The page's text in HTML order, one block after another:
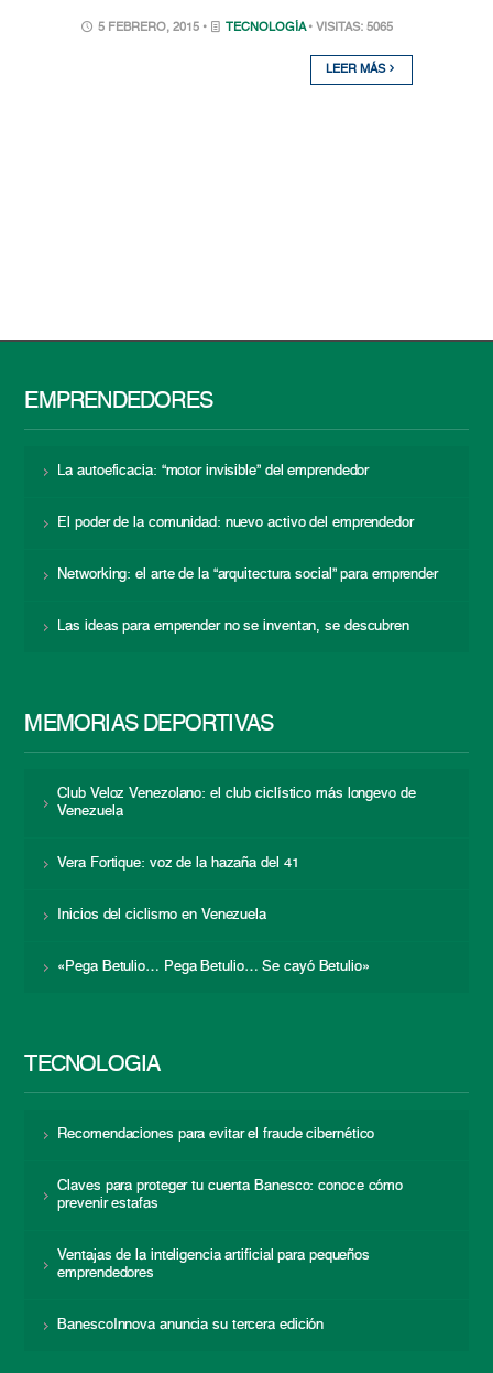
5 FEBRERO, 2015 • TECNOLOGÍA • VISITAS: 5065
LEER MÁS
EMPRENDEDORES
La autoeficacia: “motor invisible” del emprendedor
El poder de la comunidad: nuevo activo del emprendedor
Networking: el arte de la “arquitectura social” para emprender
Las ideas para emprender no se inventan, se descubren
MEMORIAS DEPORTIVAS
Club Veloz Venezolano: el club ciclístico más longevo de
Venezuela
Vera Fortique: voz de la hazaña del 41
Inicios del ciclismo en Venezuela
«Pega Betulio… Pega Betulio… Se cayó Betulio»
TECNOLOGÍA
Recomendaciones para evitar el fraude cibernético
Claves para proteger tu cuenta Banesco: conoce cómo
prevenir estafas
Ventajas de la inteligencia artificial para pequeños
emprendedores
BanescoInnova anuncia su tercera edición